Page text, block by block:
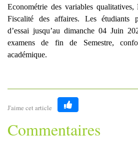
Econométrie des variables qualitatives,
Fiscalité des affaires. Les étudiants
d’essai jusqu’au dimanche 04 Juin
examens de fin de Semestre,
académique.
J'aime cet article
Like
Commentaires